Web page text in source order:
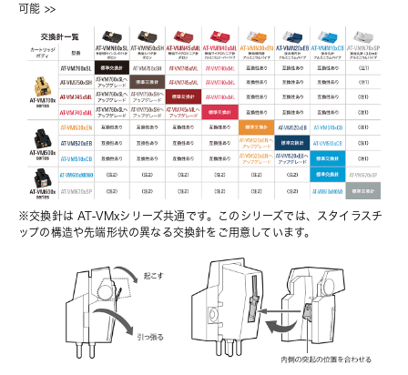
可能 >>
※交換針は AT-VMxシリーズ共通です。このシリーズでは、スタイラスチ
ップの構造や先端形状の異なる交換針をご用意しています。